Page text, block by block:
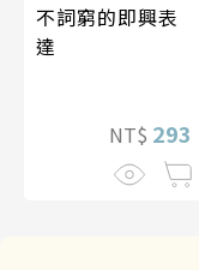
不詞窮的即興表
達
NT$ 293